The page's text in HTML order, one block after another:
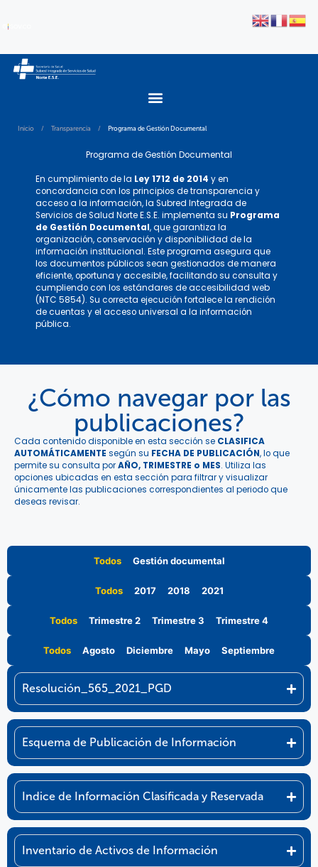
Inicio / Transparencia / Programa de Gestión Documental
Programa de Gestión Documental
En cumplimiento de la Ley 1712 de 2014 y en
concordancia con los principios de transparencia y
acceso a la información, la Subred Integrada de
Servicios de Salud Norte E.S.E. implementa su Programa
de Gestión Documental, que garantiza la
organización, conservación y disponibilidad de la
información institucional. Este programa asegura que
los documentos públicos sean gestionados de manera
eficiente, oportuna y accesible, facilitando su consulta y
cumpliendo con los estándares de accesibilidad web
(NTC 5854). Su correcta ejecución fortalece la rendición
de cuentas y el acceso universal a la información
pública.
¿Cómo navegar por las
publicaciones?
Cada contenido disponible en esta sección se CLASIFICA
AUTOMÁTICAMENTE según su FECHA DE PUBLICACIÓN, lo que
permite su consulta porAÑO, TRIMESTRE o MES. Utiliza las
opciones ubicadas en esta sección para filtrar y visualizar
únicamente las publicaciones correspondientes al periodo que
deseas revisar.
Gestión documental
Todos
2017 2018 2021
Todos
Trimestre 2 Trimestre 3 Trimestre 4
Todos
Agosto Diciembre Mayo Septiembre
Todos
Resolución_565_2021_PGD
Esquema de Publicación de Información
Indice de Información Clasificada y Reservada
Inventario de Activos de Información